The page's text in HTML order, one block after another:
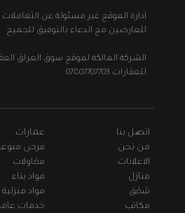
ادارة الموقع غير مسئولة عن التعاملات
للعارضين مع الدعاء بالتوفيق للجميع
الشركة المالكة لموقع سوق العراق
للعقارات 07807707703
اتصل بنا
من نحن
الاعلانات
منازل
شقق
مكاتب
عمارات
فرص
مقاولات
مواد بناء
مواد منزلية
خدمات